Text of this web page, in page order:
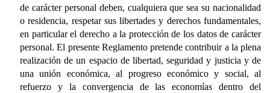
de carácter personal deben, cualquiera que sea su nacionalidad
o residencia, respetar sus libertades y derechos fundamentales,
en particular el derecho a la protección de los datos de carácter
personal. El presente Reglamento pretende contribuir a la plena
realización de un espacio de libertad, seguridad y justicia y de
una unión económica, al progreso económico y social, al
refuerzo y la convergencia de las economías dentro del